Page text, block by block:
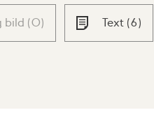
bild (0) Text (6)